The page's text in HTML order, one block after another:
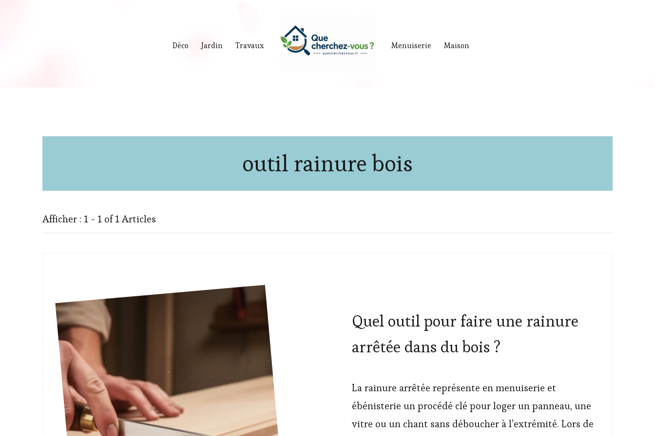
Déco Jardin Travaux Menuiserie Maison
outil rainure bois
Afficher : 1 - 1 of 1 Articles
Quel outil pour faire une rainure
arrêtée dans du bois ?
La rainure arrêtée représente en menuiserie et
ébénisterie un procédé clé pour loger un panneau, une
vitre ou un chant sans déboucher à l’extrémité. Lors de